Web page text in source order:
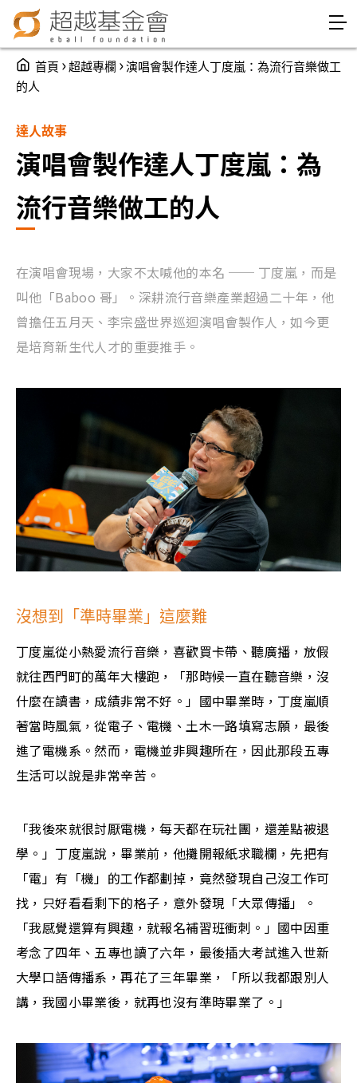
Jump to Navigation
Jump to Main content
You are here
首頁 ›超越專欄 ›演唱會製作達人丁度嵐：為流行音樂做工
的人
達人故事
演唱會製作達人丁度嵐：為
流行音樂做工的人
在演唱會現場，大家不太喊他的本名 ── 丁度嵐，而是
叫他「Baboo 哥」。深耕流行音樂產業超過二十年，他
曾擔任五月天、李宗盛世界巡迴演唱會製作人，如今更
是培育新生代人才的重要推手。
沒想到「準時畢業」這麼難
丁度嵐從小熱愛流行音樂，喜歡買卡帶、聽廣播，放假
就往西門町的萬年大樓跑，「那時候一直在聽音樂，沒
什麼在讀書，成績非常不好。」國中畢業時，丁度嵐順
著當時風氣，從電子、電機、土木一路填寫志願，最後
進了電機系。然而，電機並非興趣所在，因此那段五專
生活可以說是非常辛苦。
「我後來就很討厭電機，每天都在玩社團，還差點被退
學。」丁度嵐說，畢業前，他攤開報紙求職欄，先把有
「電」有「機」的工作都劃掉，竟然發現自己沒工作可
找，只好看看剩下的格子，意外發現「大眾傳播」。
「我感覺還算有興趣，就報名補習班衝刺。」國中因重
考念了四年、五專也讀了六年，最後插大考試進入世新
大學口語傳播系，再花了三年畢業，「所以我都跟別人
講，我國小畢業後，就再也沒有準時畢業了。」